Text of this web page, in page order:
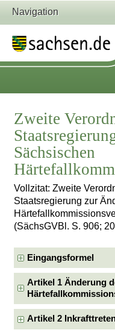
Navigation
Zweite
Sächsischen
Vollzitat: Zweite
Staatsregierung zur
(SächsGVBl. S. 906;
Eingangsformel
Artikel 1 Änderung
Artikel 2